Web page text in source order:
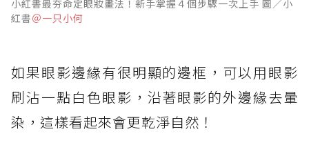
小紅書最夯命定眼妝畫法！新手掌握４個步驟一次上手 圖／小
紅書＠一只小何
如果眼影邊緣有很明顯的邊框，可以用眼影
刷沾一點白色眼影，沿著眼影的外邊緣去暈
染，這樣看起來會更乾淨自然！